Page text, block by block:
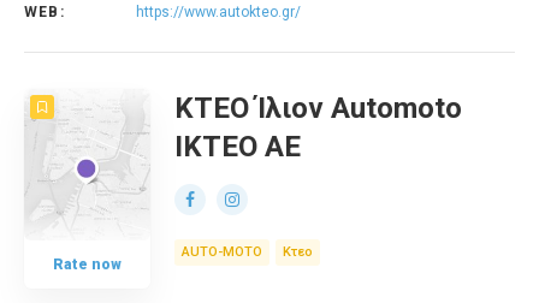
WEB:
https://www.autokteo.gr/
Rate now
ΚΤΕΟ Ίλιον Automoto
ΙΚΤΕΟ ΑΕ
AUTO-MOTO Κτεο